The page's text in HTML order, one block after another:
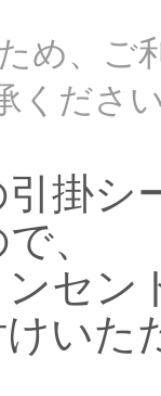
め、ご
くださ
掛シ
、
セン
いた